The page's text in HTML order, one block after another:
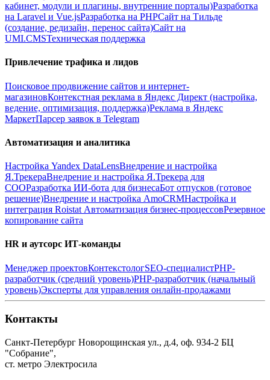
кабинет, модули и плагины, внутренние порталы)Разработка
на Laravel и Vue.jsРазработка на PHPСайт на Тильде
(создание, редизайн, перенос сайта)Сайт на
UMI.CMSТехническая поддержка
Привлечение трафика и лидов
Поисковое продвижение сайтов и интернет-
магазиновКонтекстная реклама в Яндекс Директ (настройка,
ведение, оптимизация, поддержка)Реклама в Яндекс
МаркетПарсер заявок в Telegram
Автоматизация и аналитика
Настройка Yandex DataLensВнедрение и настройка
Я.ТрекераВнедрение и настройка Я.Трекера для
СООРазработка ИИ-бота для бизнесаБот отпусков (готовое
решение)Внедрение и настройка AmoCRMНастройка и
интеграция Roistat Автоматизация бизнес-процессовРезервное
копирование сайта
HR и аутсорс ИТ-команды
Менеджер проектовКонтекстологSEO-специалистPHP-
разработчик (средний уровень)PHP-разработчик (начальный
уровень)Эксперты для управления онлайн-продажами
Контакты
Санкт-Петербург Новорощинская ул., д.4, оф. 934-2 БЦ
"Собрание",
ст. метро Электросила